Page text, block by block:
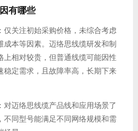
有哪些
：仅关注初始采购价格，未综合考虑
成本等因素。迈络思线缆研发和制
上相对较贵，但普通线缆可能因性
稳定需求，且故障率高，长期下来
：对迈络思线缆产品线和应用场景了
不同型号能满足不同网络规模和需